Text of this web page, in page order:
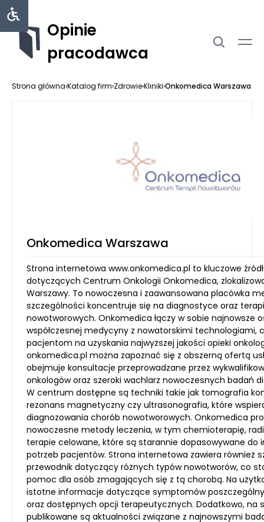
Opinie
pracodawca
Strona główna›Katalog firm›Zdrowie›Kliniki›Onkomedica Warszawa
Onkomedica Warszawa
Strona internetowa www.onkomedica.pl to kluczowe
dotyczących Centrum Onkologii Onkomedica,
Warszawy. To nowoczesna i zaawansowana placówka
szczególności koncentruje się na diagnostyce oraz
nowotworowych. Onkomedica łączy w sobie najnowsze
współczesnej medycyny z nowatorskimi technologiami,
pacjentom na uzyskania najwyższej jakości opieki
onkomedica.pl można zapoznać się z obszerną ofertą
obejmuje konsultacje przeprowadzane przez
onkologów oraz szeroki wachlarz nowoczesnych badań
W centrum dostępne są techniki takie jak tomografia
rezonans magnetyczny czy ultrasonografia, które
diagnozowania chorób nowotworowych. Onkomedica
nowoczesne metody leczenia, w tym chemioterapię,
terapie celowane, które są starannie dopasowywane do
potrzeb pacjentów. Strona internetowa zawiera również
przewodnik dotyczący różnych typów nowotworów, co
pomoc dla osób zmagających się z tą chorobą. Na
istotne informacje dotyczące symptomów
oraz dostępnych opcji terapeutycznych. Dodatkowo, na
publikowane są aktualności związane z najnowszymi